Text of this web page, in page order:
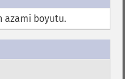
azami boyutu.